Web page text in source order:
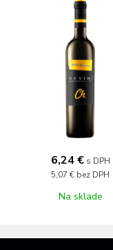
6,24 € s DPH
5,07 € bez DPH
Na sklade